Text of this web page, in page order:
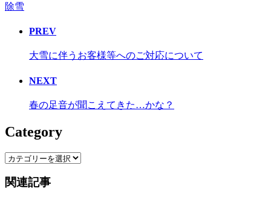
除雪
PREV
大雪に伴うお客様等へのご対応について
NEXT
春の足音が聞こえてきた…かな？
Category
Category
関連記事